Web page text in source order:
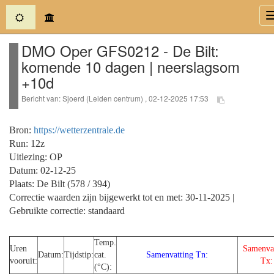
(current)
DMO Oper GFS0212 - De Bilt:
komende 10 dagen | neerslagsom
+10d
Bericht van: Sjoerd (Leiden centrum) , 02-12-2025 17:53
Bron: https://wetterzentrale.de
Run: 12z
Uitlezing: OP
Datum: 02-12-25
Plaats: De Bilt (578 / 394)
Correctie waarden zijn bijgewerkt tot en met: 30-11-2025 |
Gebruikte correctie: standaard
Uren
vooruit:
Datum:Tijdstip:
Temp.
cat.
(°C):
Samenvatting Tn:
Tx: